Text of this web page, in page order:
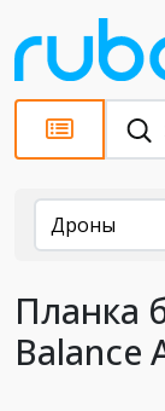
Каталог
Дроны
Планка
Balance